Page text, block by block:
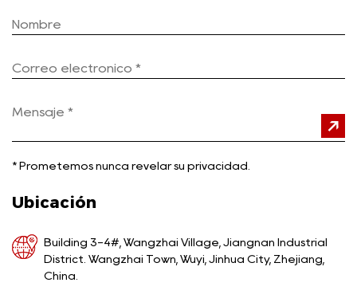
* Prometemos nunca revelar su privacidad.
Ubicación
Building 3-4#, Wangzhai Village, Jiangnan Industrial
District. Wangzhai Town, Wuyi, Jinhua City, Zhejiang,
China.